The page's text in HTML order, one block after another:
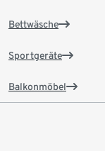
Bettwäsche
Sportgeräte
Balkonmöbel